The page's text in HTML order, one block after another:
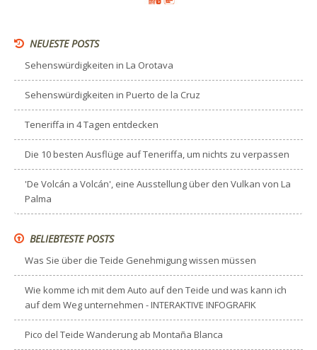
NEUESTE POSTS
Sehenswürdigkeiten in La Orotava
Sehenswürdigkeiten in Puerto de la Cruz
Teneriffa in 4 Tagen entdecken
Die 10 besten Ausflüge auf Teneriffa, um nichts zu verpassen
'De Volcán a Volcán', eine Ausstellung über den Vulkan von La
Palma
BELIEBTESTE POSTS
Was Sie über die Teide Genehmigung wissen müssen
Wie komme ich mit dem Auto auf den Teide und was kann ich
auf dem Weg unternehmen - INTERAKTIVE INFOGRAFIK
Pico del Teide Wanderung ab Montaña Blanca